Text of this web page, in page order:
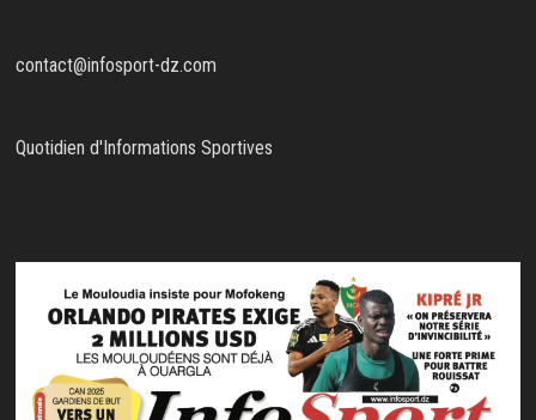
contact@infosport-dz.com
Quotidien d'Informations Sportives